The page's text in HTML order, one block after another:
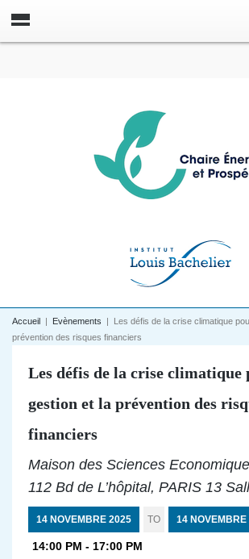
Accueil | Evènements | Les défis de la crise climatique
prévention des risques financiers
Les défis de la crise climatique
gestion et la prévention des
financiers
Maison des Sciences
112 Bd de L’hôpital, PARIS 13
14 NOVEMBRE 2025 TO 14 NOVEMBRE
14:00 PM - 17:00 PM